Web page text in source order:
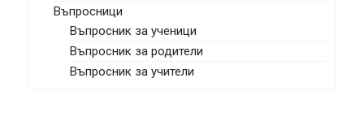
Въпросници
Въпросник за ученици
Въпросник за родители
Въпросник за учители